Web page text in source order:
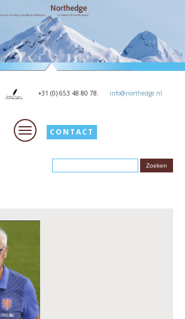
+31 (0) 653 48 80 78. info@northedge.nl
CONTACT